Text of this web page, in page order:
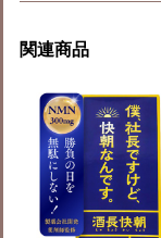
関連商品